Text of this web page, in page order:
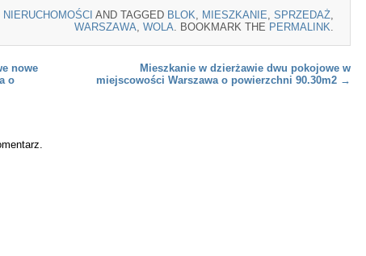
NIERUCHOMOŚCI AND TAGGED BLOK MIESZKANIE SPRZEDAŻ
WARSZAWA WOLA . BOOKMARK THE PERMALINK
nowe
o
Mieszkanie w dzierżawie dwu pokojowe w
miejscowości Warszawa o powierzchni 90.30m2 →